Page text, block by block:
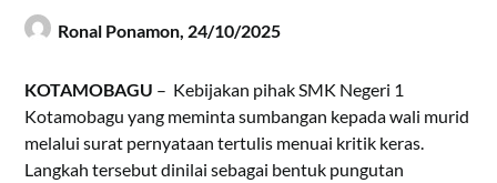
Ronal Ponamon, 24/10/2025
KOTAMOBAGU – Kebijakan pihak SMK Negeri 1
Kotamobagu yang meminta sumbangan kepada wali murid
melalui surat pernyataan tertulis menuai kritik keras.
Langkah tersebut dinilai sebagai bentuk pungutan